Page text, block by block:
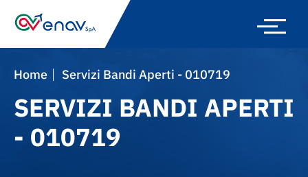
Home Servizi Bandi Aperti - 010719
SERVIZI BANDI APERTI
- 010719